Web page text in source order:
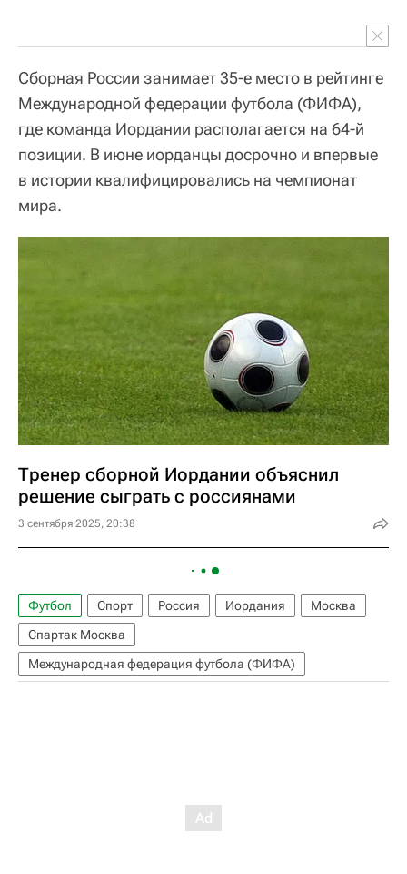
Сборная России занимает 35-е место в рейтинге
Международной федерации футбола (ФИФА),
где команда Иордании располагается на 64-й
позиции. В июне иорданцы досрочно и впервые
в истории квалифицировались на чемпионат
мира.
Тренер сборной Иордании объяснил
решение сыграть с россиянами
3 сентября 2025, 20:38
Футбол Спорт Россия Иордания
Москва
Спартак Москва
Международная федерация футбола (ФИФА)